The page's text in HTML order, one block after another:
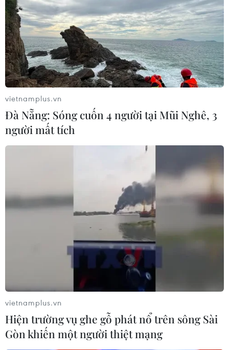
vietnamplus.vn
Đà Nẵng: Sóng cuốn 4 người tại Mũi Nghê, 3
người mất tích
vietnamplus.vn
Hiện trường vụ ghe gỗ phát nổ trên sông Sài
Gòn khiến một người thiệt mạng